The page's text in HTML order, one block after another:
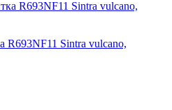
R693NF11 Sintra vulcano,